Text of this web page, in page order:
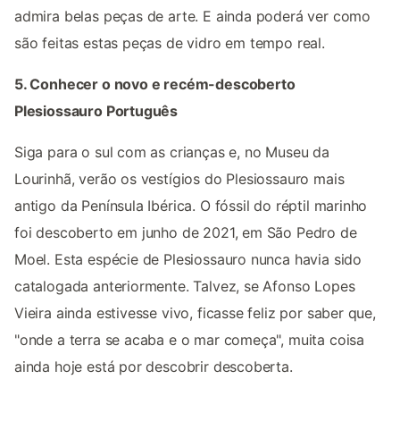
admira belas peças de arte. E ainda poderá ver como
são feitas estas peças de vidro em tempo real.
5. Conhecer o novo e recém-descoberto
Plesiossauro Português
Siga para o sul com as crianças e, no Museu da
Lourinhã, verão os vestígios do Plesiossauro mais
antigo da Península Ibérica. O fóssil do réptil marinho
foi descoberto em junho de 2021, em São Pedro de
Moel. Esta espécie de Plesiossauro nunca havia sido
catalogada anteriormente. Talvez, se Afonso Lopes
Vieira ainda estivesse vivo, ficasse feliz por saber que,
"onde a terra se acaba e o mar começa", muita coisa
ainda hoje está por descobrir descoberta.